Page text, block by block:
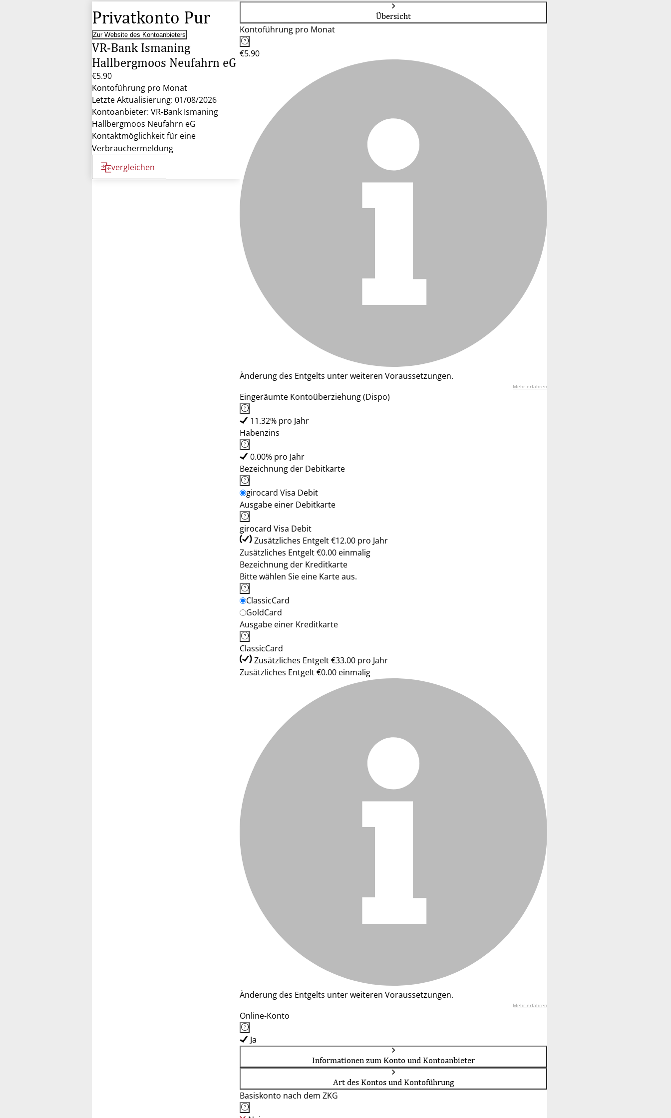
Privatkonto Pur
Zur Website des Kontoanbieters
VR-Bank Ismaning
Hallbergmoos Neufahrn eG
€5.90
Kontoführung pro Monat
Letzte Aktualisierung: 01/08/2026
Kontoanbieter: VR-Bank Ismaning
Hallbergmoos Neufahrn eG
Kontaktmöglichkeit für eine
Verbrauchermeldung
vergleichen
Übersicht
Kontoführung pro Monat
€5.90
Änderung des Entgelts unter weiteren Voraussetzungen.
Mehr erfahren
Eingeräumte Kontoüberziehung (Dispo)
11.32% pro Jahr
Habenzins
0.00% pro Jahr
Bezeichnung der Debitkarte
girocard Visa Debit
Ausgabe einer Debitkarte
girocard Visa Debit
Zusätzliches Entgelt €12.00 pro Jahr
Zusätzliches Entgelt €0.00 einmalig
Bezeichnung der Kreditkarte
Bitte wählen Sie eine Karte aus.
ClassicCard
GoldCard
Ausgabe einer Kreditkarte
ClassicCard
Zusätzliches Entgelt €33.00 pro Jahr
Zusätzliches Entgelt €0.00 einmalig
Änderung des Entgelts unter weiteren Voraussetzungen.
Mehr erfahren
Online-Konto
Ja
Informationen zum Konto und Kontoanbieter
Art des Kontos und Kontoführung
Basiskonto nach dem ZKG